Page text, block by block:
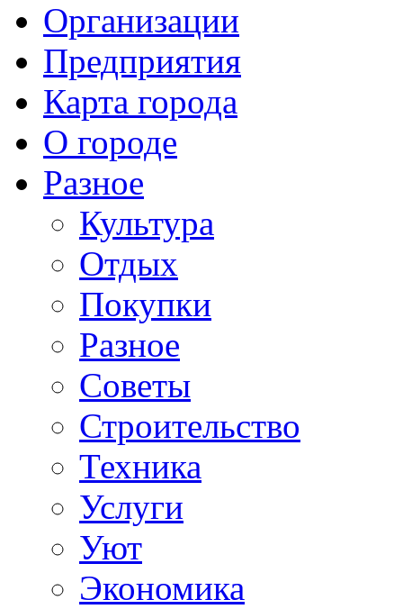
Организации
Предприятия
Карта города
О городе
Разное
Культура
Отдых
Покупки
Разное
Советы
Строительство
Техника
Услуги
Уют
Экономика